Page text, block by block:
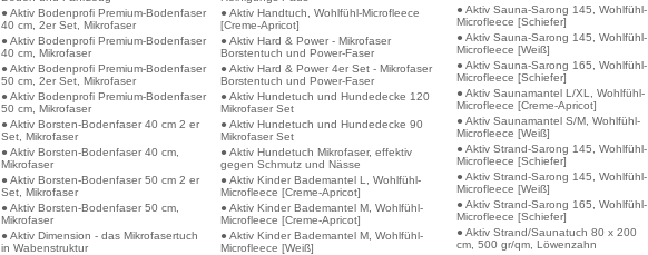
● Aktiv Bodenprofi Premium-Bodenfaser
40 cm, 2er Set, Mikrofaser
● Aktiv Bodenprofi Premium-Bodenfaser
40 cm, Mikrofaser
● Aktiv Bodenprofi Premium-Bodenfaser
50 cm, 2er Set, Mikrofaser
● Aktiv Bodenprofi Premium-Bodenfaser
50 cm, Mikrofaser
● Aktiv Borsten-Bodenfaser 40 cm 2 er
Set, Mikrofaser
● Aktiv Borsten-Bodenfaser 40 cm,
Mikrofaser
● Aktiv Borsten-Bodenfaser 50 cm 2 er
Set, Mikrofaser
● Aktiv Borsten-Bodenfaser 50 cm,
Mikrofaser
● Aktiv Dimension - das Mikrofasertuch
in Wabenstruktur
● Aktiv Handtuch, Wohlfühl-Microfleece
[Creme-Apricot]
● Aktiv Hard & Power - Mikrofaser
Borstentuch und Power-Faser
● Aktiv Hard & Power 4er Set - Mikrofaser
Borstentuch und Power-Faser
● Aktiv Hundetuch und Hundedecke 120
Mikrofaser Set
● Aktiv Hundetuch und Hundedecke 90
Mikrofaser Set
● Aktiv Hundetuch Mikrofaser, effektiv
gegen Schmutz und Nässe
● Aktiv Kinder Bademantel L, Wohlfühl-
Microfleece [Creme-Apricot]
● Aktiv Kinder Bademantel M, Wohlfühl-
Microfleece [Creme-Apricot]
● Aktiv Kinder Bademantel M, Wohlfühl-
Microfleece [Weiß]
● Aktiv Sauna-Sarong 145, Wohlfühl-
Microfleece [Schiefer]
● Aktiv Sauna-Sarong 145, Wohlfühl-
Microfleece [Weiß]
● Aktiv Sauna-Sarong 165, Wohlfühl-
Microfleece [Schiefer]
● Aktiv Saunamantel L/XL, Wohlfühl-
Microfleece [Creme-Apricot]
● Aktiv Saunamantel S/M, Wohlfühl-
Microfleece [Weiß]
● Aktiv Strand-Sarong 145, Wohlfühl-
Microfleece [Schiefer]
● Aktiv Strand-Sarong 145, Wohlfühl-
Microfleece [Weiß]
● Aktiv Strand-Sarong 165, Wohlfühl-
Microfleece [Schiefer]
● Aktiv Strand/Saunatuch 80 x 200
cm, 500 gr/qm, Löwenzahn